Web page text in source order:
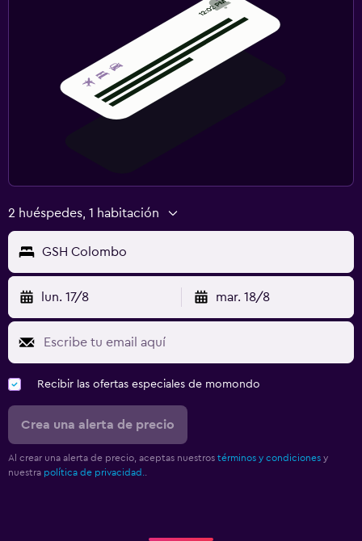
2 huéspedes, 1 habitación
GSH Colombo
lun. 17/8 mar. 18/8
Recibir las ofertas especiales de momondo
Crea una alerta de precio
Al crear una alerta de precio, aceptas nuestros términos y condiciones y
nuestra política de privacidad.